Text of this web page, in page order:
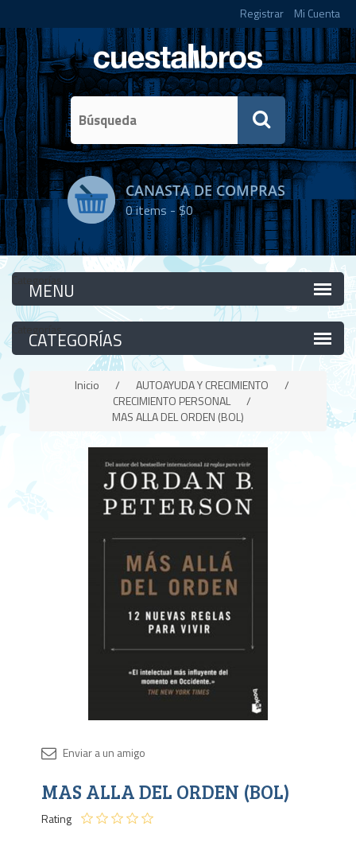
Registrar Mi Cuenta
CANASTA DE COMPRAS
0items -$0
Categorías
Categorías
Inicio / AUTOAYUDA Y CRECIMIENTO
/
CRECIMIENTO PERSONAL
/
MAS ALLA DEL ORDEN (BOL)
MAS ALLA DEL ORDEN (BOL)
Rating